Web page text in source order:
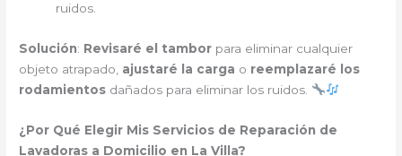
ruidos.
Solución: Revisaré el tambor para eliminar cualquier
objeto atrapado, ajustaré la carga o reemplazaré los
rodamientos dañados para eliminar los ruidos.
¿Por Qué Elegir Mis Servicios de Reparación de
Lavadoras a Domicilio en La Villa?